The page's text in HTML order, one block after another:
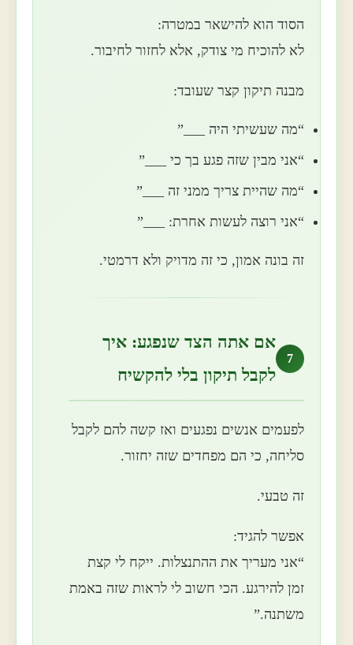
הסוד הוא להישאר במטרה:
לא להוכיח מי צודק, אלא לחזור לחיבור.
מבנה תיקון קצר שעובד:
“מה שעשיתי היה ___”
“אני מבין שזה פגע בך כי ___”
“מה שהיית צריך ממני זה ___”
“אני רוצה לעשות אחרת: ___”
זה בונה אמון, כי זה מדויק ולא דרמטי.
7
אם אתה הצד שנפגע: איך
לקבל תיקון בלי להקשיח
לפעמים אנשים נפגעים ואז קשה להם לקבל
סליחה, כי הם מפחדים שזה יחזור.
זה טבעי.
אפשר להגיד:
“אני מעריך את ההתנצלות. ייקח לי קצת
זמן להירגע. הכי חשוב לי לראות שזה באמת
משתנה.”